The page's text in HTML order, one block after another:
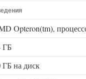
Opteron(tm),
ГБ
ГБ на диск